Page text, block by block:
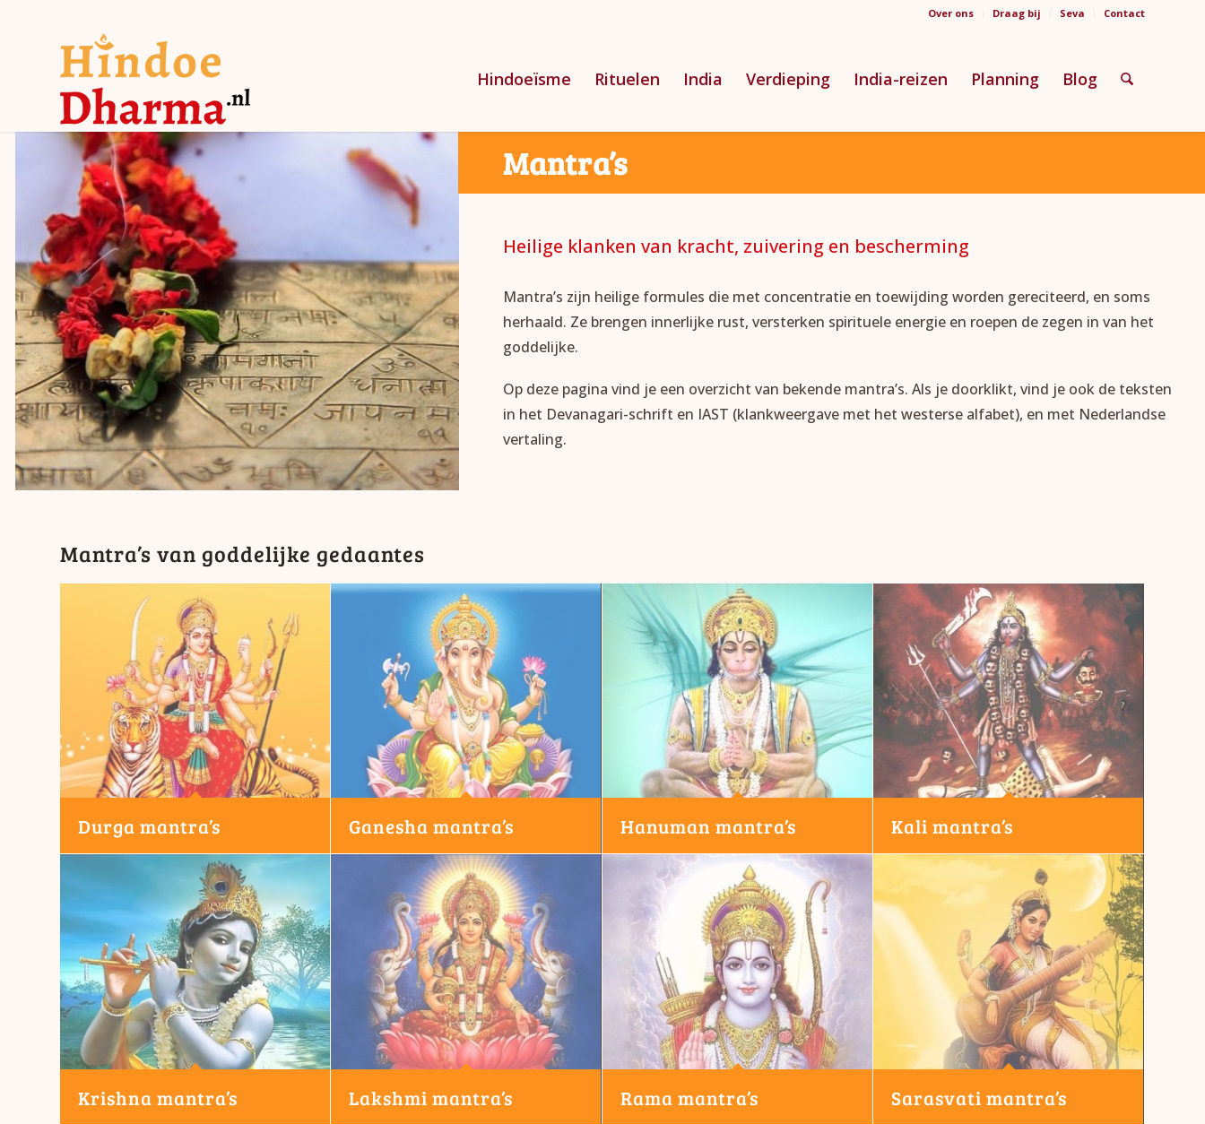
Over ons Draag bij Seva Contact
Hindoeïsme Rituelen India Verdieping India-reizen Planning Blog
Mantra’s
Heilige klanken van kracht, zuivering en bescherming
Mantra’s zijn heilige formules die met concentratie en toewijding worden gereciteerd, en soms
herhaald. Ze brengen innerlijke rust, versterken spirituele energie en roepen de zegen in van het
goddelijke.
Op deze pagina vind je een overzicht van bekende mantra’s. Als je doorklikt, vind je ook de teksten
in het Devanagari-schrift en IAST (klankweergave met het westerse alfabet), en met Nederlandse
vertaling.
Mantra’s van goddelijke gedaantes
Durga mantra’s Ganesha mantra’s Hanuman mantra’s Kali mantra’s
Krishna mantra’s Lakshmi mantra’s Rama mantra’s Sarasvati mantra’s